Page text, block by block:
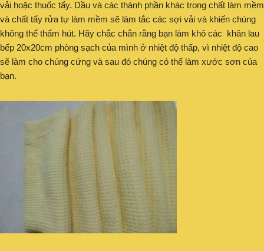
vải hoặc thuốc tẩy. Dầu và các thành phần khác trong chất làm mềm
và chất tẩy rửa tự làm mềm sẽ làm tắc các sợi vải và khiến chúng
không thể thấm hút. Hãy chắc chắn rằng bạn làm khô các khăn lau
bếp 20x20cm phòng sạch của mình ở nhiệt độ thấp, vì nhiệt độ cao
sẽ làm cho chúng cứng và sau đó chúng có thể làm xước sơn của
bạn.